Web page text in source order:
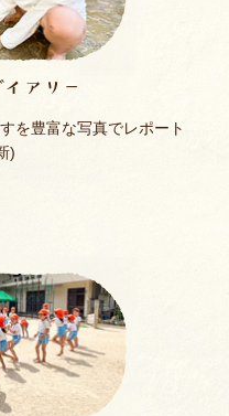
アリー
を豊富な写真でレポート
)